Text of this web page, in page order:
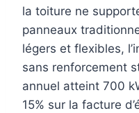
la toiture ne
panneaux
légers et flexibles,
sans renforcement
annuel atteint 700
15% sur la facture